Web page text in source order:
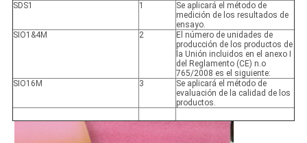
SDS1
1
Se aplicará el método de
medición de los resultados de
ensayo.
SIO1&4M
2
El número de unidades de
producción de los productos de
la Unión incluidos en el anexo I
del Reglamento (CE) n.o
765/2008 es el siguiente:
SIO16M
3
Se aplicará el método de
evaluación de la calidad de los
productos.